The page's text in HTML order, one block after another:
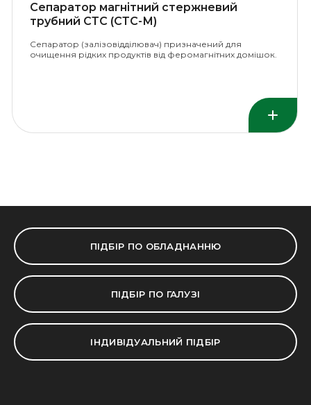
Сепаратор магнітний стержневий
трубний СТС (СТС-М)
Сепаратор (залізовідділювач) призначений для
очищення рідких продуктів від феромагнітних домішок.
ПІДБІР ПО ОБЛАДНАННЮ
ПІДБІР ПО ГАЛУЗІ
ІНДИВІДУАЛЬНИЙ ПІДБІР